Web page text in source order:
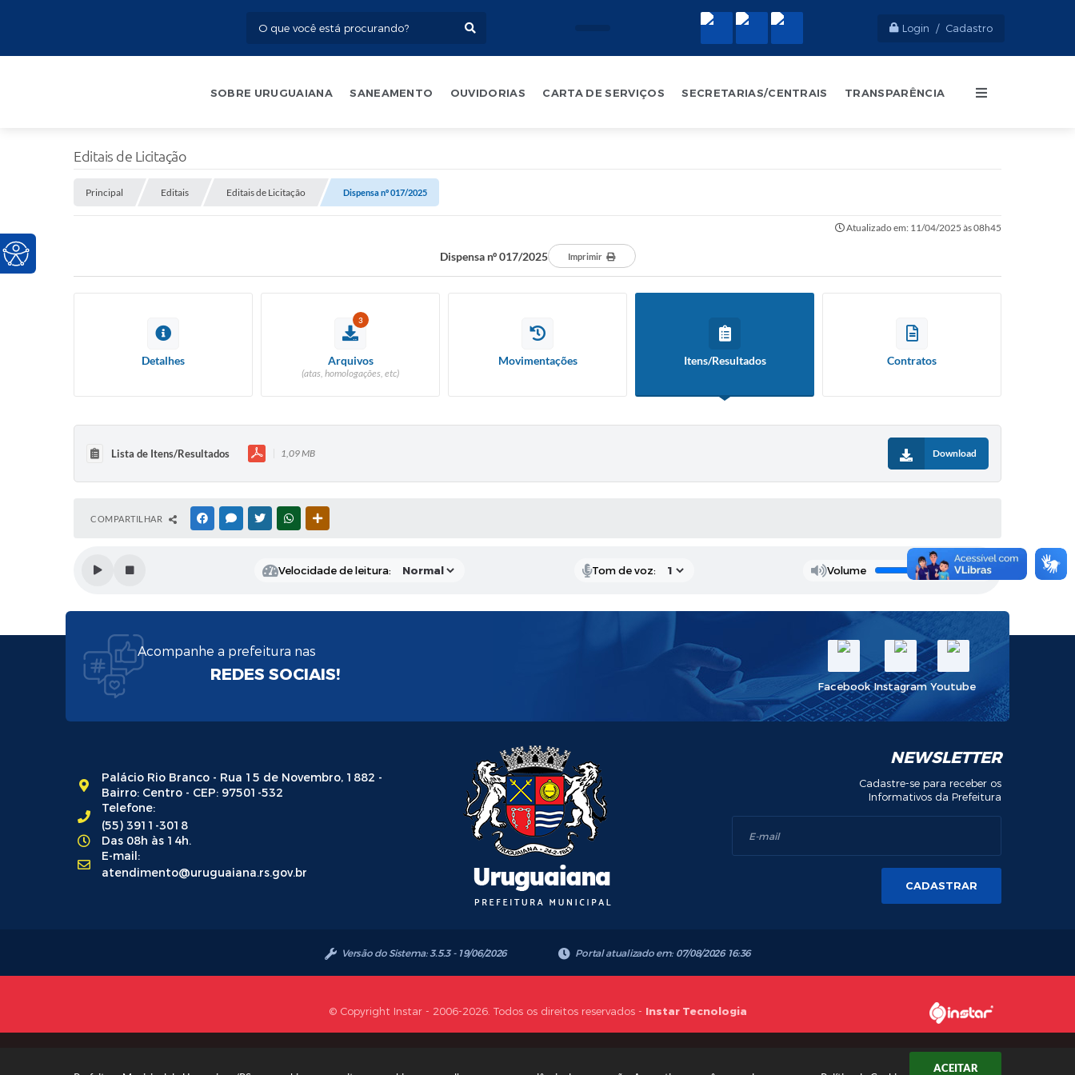
ACEITAR
Login / Cadastro
SOBRE URUGUAIANA SANEAMENTO OUVIDORIAS CARTA DE SERVIÇOS SECRETARIAS/CENTRAIS TRANSPARÊNCIA
Editais de Licitação
Principal Editais Editais de Licitação Dispensa nº 017/2025
Atualizado em: 11/04/2025 às 08h45
Dispensa nº 017/2025 Imprimir
Detalhes
3
Arquivos
(atas, homologações, etc)
Movimentações Itens/Resultados Contratos
Lista de Itens/Resultados 1,09 MB Download
COMPARTILHAR FACEBOOKMESSENGER
TWITTERWHATSAPP
Velocidade de leitura: Tom de voz: Volume
Acompanhe a prefeitura nas
REDES SOCIAIS!
Facebook Instagram Youtube
Palácio Rio Branco - Rua 15 de Novembro, 1882 -
Bairro: Centro - CEP: 97501-532
Telefone:
(55) 3911-3018
Das 08h às 14h.
E-mail:
atendimento@uruguaiana.rs.gov.br
NEWSLETTER
Cadastre-se para receber os
Informativos da Prefeitura
CADASTRAR
Versão do Sistema:3.5.3 - 19/06/2026 Portal atualizado em: 07/08/2026 16:36
© Copyright Instar - 2006-2026. Todos os direitos reservados - Instar Tecnologia